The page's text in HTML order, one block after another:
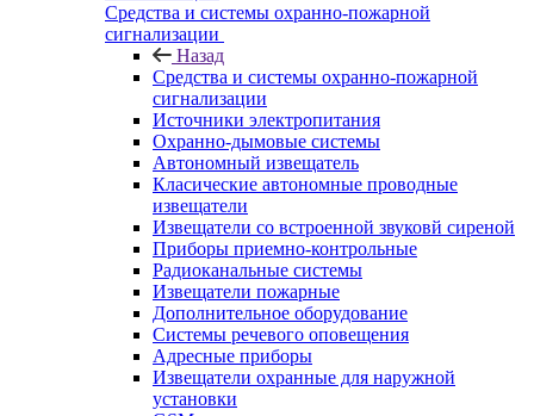
Средства и системы охранно-пожарной
сигнализации
Назад
Средства и системы охранно-пожарной
сигнализации
Источники электропитания
Охранно-дымовые системы
Автономный извещатель
Класические автономные проводные
извещатели
Извещатели со встроенной звуковй сиреной
Приборы приемно-контрольные
Радиоканальные системы
Извещатели пожарные
Дополнительное оборудование
Системы речевого оповещения
Адресные приборы
Извещатели охранные для наружной
установки